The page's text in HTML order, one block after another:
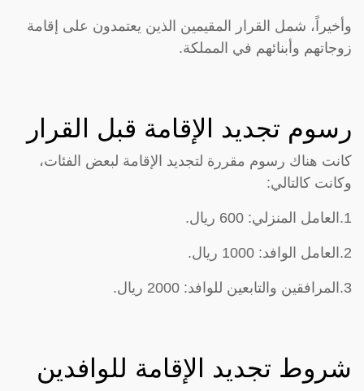
وأخيراً، شمل القرار المقيمين الذين يعتمدون على إقامة
زوجاتهم وأبنائهم في المملكة.
رسوم تجديد الإقامة قبل القرار
كانت هناك رسوم مقررة لتجديد الإقامة لبعض الفئات،
وكانت كالتالي:
1.العامل المنزلي: 600 ريال.
2.العامل الوافد: 1000 ريال.
3.المرافقين والتابعين للوافد: 2000 ريال.
شروط تجديد الإقامة للوافدين